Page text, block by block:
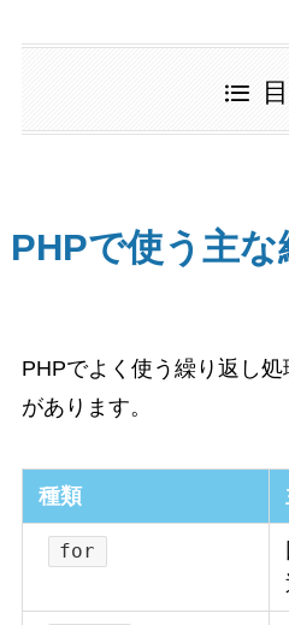
PHPで使う主
PHPでよく使う繰り返し
があります。
種類
for